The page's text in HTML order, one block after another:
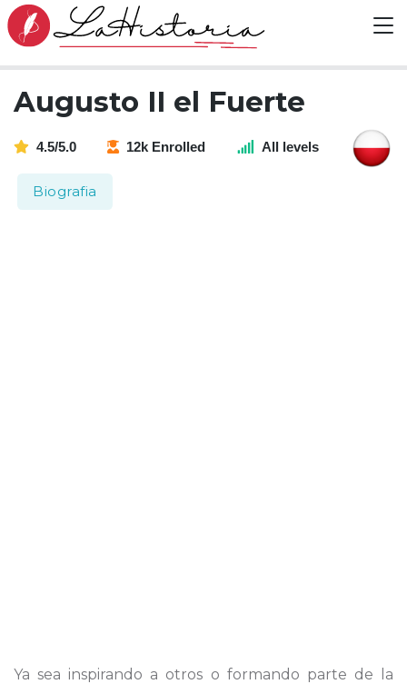
Augusto II el Fuerte
4.5/5.0 12k Enrolled All levels
Biografia
Ya sea inspirando a otros o formando parte de la